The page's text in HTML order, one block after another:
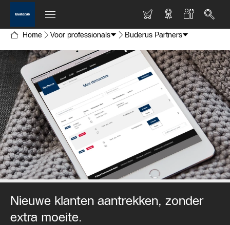
Home Voor professionals Buderus Partners
Nieuwe klanten aantrekken, zonder
extra moeite.